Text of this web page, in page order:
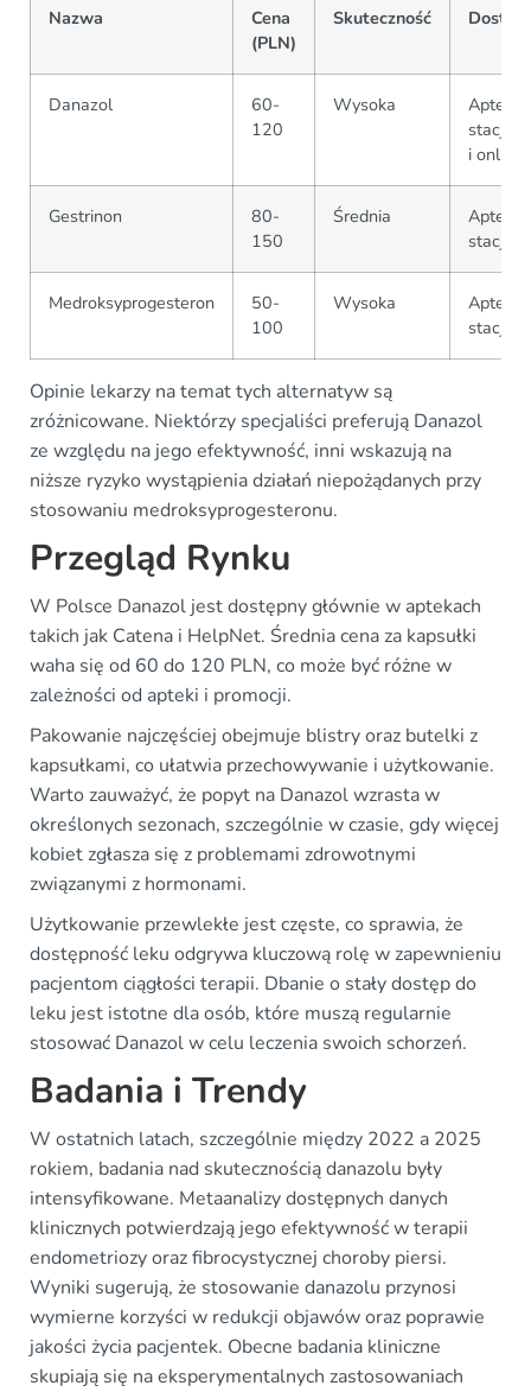
Nazwa
Cena
(PLN)
Skuteczność
Danazol
60-
120
Wysoka
Apteki
i online
Gestrinon
80-
150
Średnia
Apteki
Medroksyprogesteron
50-
100
Wysoka
Apteki
Opinie lekarzy na temat tych alternatyw są
zróżnicowane. Niektórzy specjaliści preferują Danazol
ze względu na jego efektywność, inni wskazują na
niższe ryzyko wystąpienia działań niepożądanych przy
stosowaniu medroksyprogesteronu.
Przegląd Rynku
W Polsce Danazol jest dostępny głównie w aptekach
takich jak Catena i HelpNet. Średnia cena za kapsułki
waha się od 60 do 120 PLN, co może być różne w
zależności od apteki i promocji.
Pakowanie najczęściej obejmuje blistry oraz butelki z
kapsułkami, co ułatwia przechowywanie i użytkowanie.
Warto zauważyć, że popyt na Danazol wzrasta w
określonych sezonach, szczególnie w czasie, gdy więcej
kobiet zgłasza się z problemami zdrowotnymi
związanymi z hormonami.
Użytkowanie przewlekłe jest częste, co sprawia, że
dostępność leku odgrywa kluczową rolę w zapewnieniu
pacjentom ciągłości terapii. Dbanie o stały dostęp do
leku jest istotne dla osób, które muszą regularnie
stosować Danazol w celu leczenia swoich schorzeń.
Badania i Trendy
W ostatnich latach, szczególnie między 2022 a 2025
rokiem, badania nad skutecznością danazolu były
intensyfikowane. Metaanalizy dostępnych danych
klinicznych potwierdzają jego efektywność w terapii
endometriozy oraz fibrocystycznej choroby piersi.
Wyniki sugerują, że stosowanie danazolu przynosi
wymierne korzyści w redukcji objawów oraz poprawie
jakości życia pacjentek. Obecne badania kliniczne
skupiają się na eksperymentalnych zastosowaniach